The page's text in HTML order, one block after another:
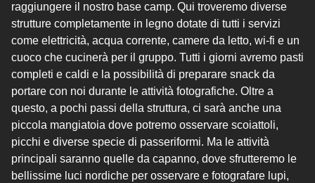
raggiungere il nostro base camp. Qui troveremo diverse
strutture completamente in legno dotate di tutti i servizi
come elettricità, acqua corrente, camere da letto, wi-fi e un
cuoco che cucinerà per il gruppo. Tutti i giorni avremo pasti
completi e caldi e la possibilità di preparare snack da
portare con noi durante le attività fotografiche. Oltre a
questo, a pochi passi della struttura, ci sarà anche una
piccola mangiatoia dove potremo osservare scoiattoli,
picchi e diverse specie di passeriformi. Ma le attività
principali saranno quelle da capanno, dove sfrutteremo le
bellissime luci nordiche per osservare e fotografare lupi,